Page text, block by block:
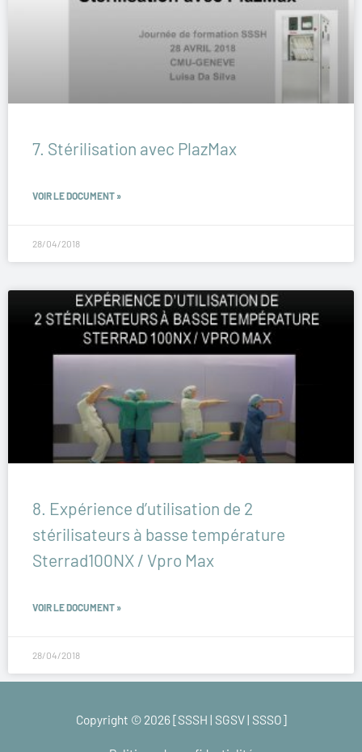
7. Stérilisation avec PlazMax
VOIR LE DOCUMENT »
28/04/2018
8. Expérience d’utilisation de 2
stérilisateurs à basse température
Sterrad100NX / Vpro Max
VOIR LE DOCUMENT »
28/04/2018
Copyright © 2026 [SSSH | SGSV | SSSO]